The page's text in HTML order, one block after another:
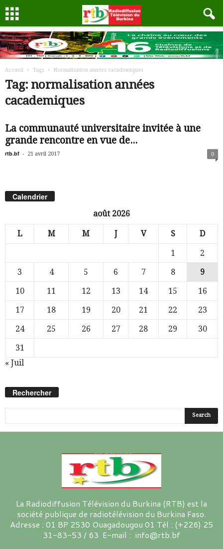
Accueil Tags Normalisation années cacademiques
Tag: normalisation années
cacademiques
La communauté universitaire invitée à une
grande rencontre en vue de...
rtb.bf - 21 avril 2017 0
Calendrier
août 2026
L M M J V S D
1
2
3
4 5 6 7 8
9
10
11 12 13 14 15
16
17
18 19 20 21 22
23
24
25 26 27 28 29
30
31
« Juil
Rechercher
La Radiodiffusion Télévision du Burkina (RTB) est la
société publique de radiotélévision du Burkina Faso.
Adresse : 01 BP 2530 Ouagadougou 01 Tél : (+226) 25
31-83-53 / 63 E-mail : info@rtb.bf